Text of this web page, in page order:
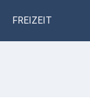
FREIZEIT